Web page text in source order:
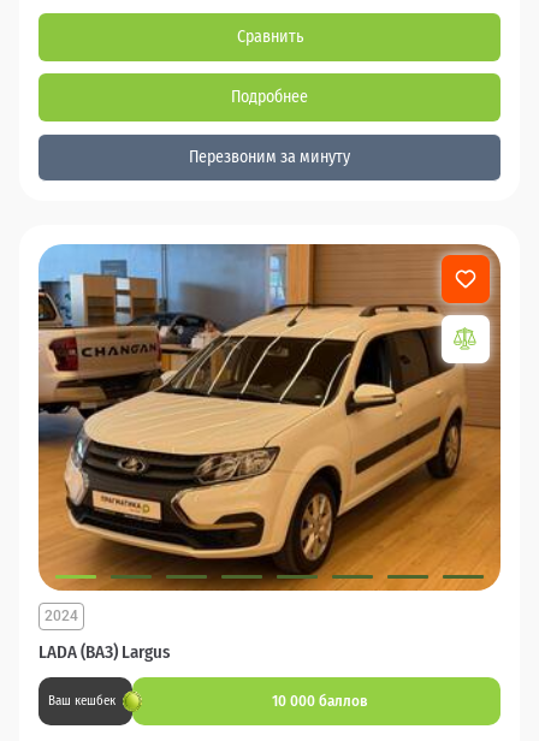
Сравнить
Подробнее
Перезвоним за минуту
LADA (ВАЗ) Largus
2024
Ваш кешбек 10 000 баллов